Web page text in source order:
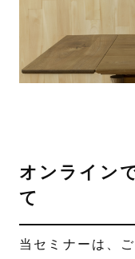
オンライン
て
当セミナーは、